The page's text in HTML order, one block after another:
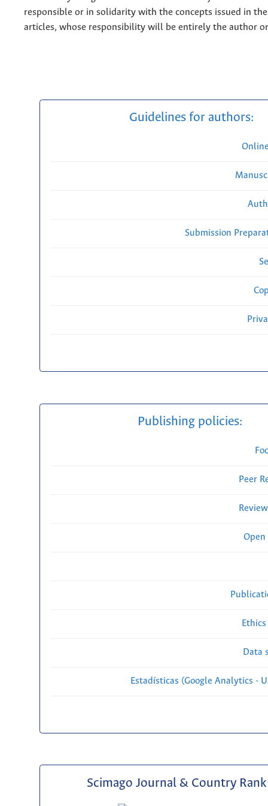
responsible or in solidarity with the concepts issued in
articles, whose responsibility will be entirely the author
Guidelines for authors:
Submission
Publishing policies:
Peer
Open
Data
Estadísticas (Google Analytics -
Scimago Journal & Country Rank